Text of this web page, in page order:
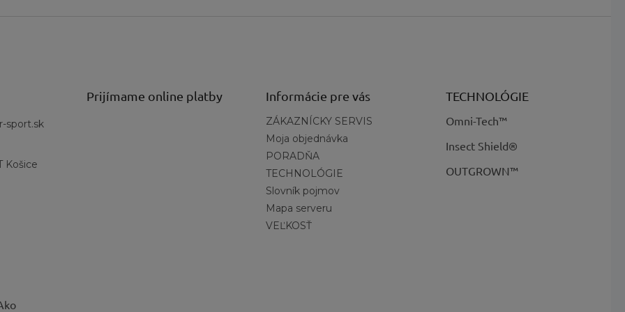
sport.sk
Košice
Prijímame online platby Informácie pre vás
ZÁKAZNÍCKY SERVIS
Moja objednávka
PORADŇA
TECHNOLÓGIE
Slovník pojmov
Mapa serveru
VEĽKOSŤ
TECHNOLÓGIE
Omni-Tech™
Insect Shield®
OUTGROWN™